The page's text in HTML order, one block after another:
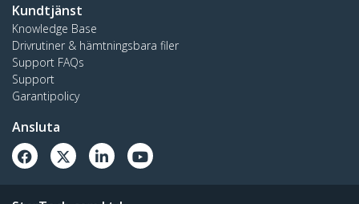
Kundtjänst
Knowledge Base
Drivrutiner & hämtningsbara filer
Support FAQs
Support
Garantipolicy
Ansluta